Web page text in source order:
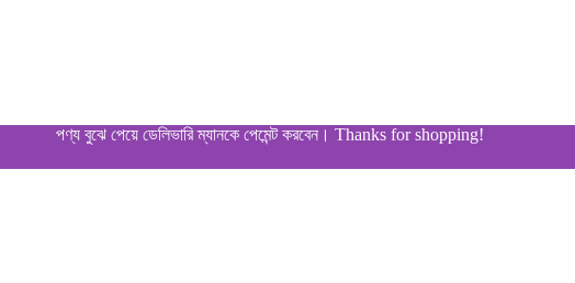
পণ্য বুঝে পেয়ে ডেলিভারি ম্যানকে পেমেন্ট করবেন। Thanks for shopping!